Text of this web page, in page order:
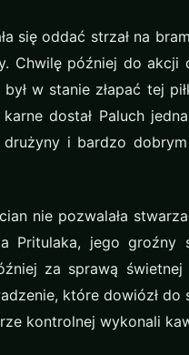
się oddać strzał na
Chwilę później do akcji
w stanie złapać tej
dostał Paluch
i bardzo
nie pozwalała
Pritulaka, jego groźny
za sprawą
które dowiózł
kontrolnej wykonali